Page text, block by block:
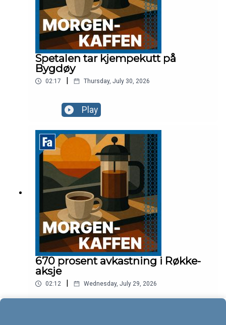
Spetalen tar kjempekutt på
Bygdøy
02:17 Thursday, July 30, 2026
Play
670 prosent avkastning i Røkke-
aksje
02:12 Wednesday, July 29, 2026